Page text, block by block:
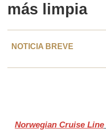
más limpia
NOTICIA BREVE
Norwegian Cruise Line